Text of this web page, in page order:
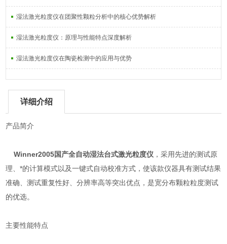
湿法激光粒度仪在团聚性颗粒分析中的核心优势解析
湿法激光粒度仪：原理与性能特点深度解析
湿法激光粒度仪在陶瓷检测中的应用与优势
详细介绍
产品简介
Winner2005国产全自动湿法台式激光粒度仪 ，采用先进的测试原
理、*的计算模式以及一键式自动校准方式，使该款仪器具有测试结果
准确、测试重复性好、分辨率高等突出优点，是宽分布颗粒粒度测试
的优选。
主要性能特点